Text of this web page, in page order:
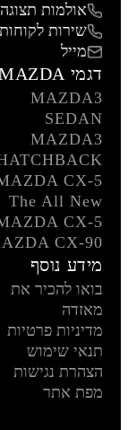
אולמות תצוגה
שירות לקוחות
מייל
דגמי MAZDA
MAZDA3
SEDAN
MAZDA3
HATCHBACK
MAZDA CX-5
The All New
MAZDA CX-5
MAZDA CX-90
מידע נוסף
בואו להכיר את
מאזדה
מדיניות פרטיות
תנאי שימוש
הצהרת נגישות
מפת אתר